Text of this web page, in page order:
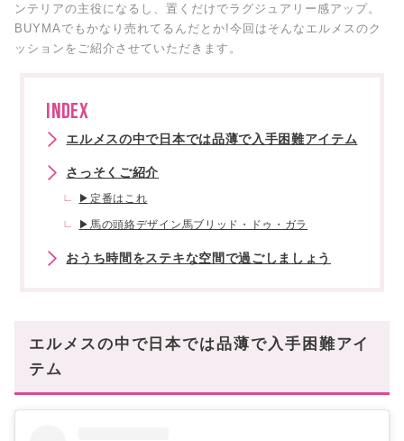
ンテリアの主役になるし、置くだけでラグジュアリー感アップ。
BUYMAでもかなり売れてるんだとか!今回はそんなエルメスのク
ッションをご紹介させていただきます。
INDEX
エルメスの中で日本では品薄で入手困難アイテム
さっそくご紹介
▶定番はこれ
▶馬の頭絡デザイン馬ブリッド・ドゥ・ガラ
おうち時間をステキな空間で過ごしましょう
エルメスの中で日本では品薄で入手困難アイ
テム